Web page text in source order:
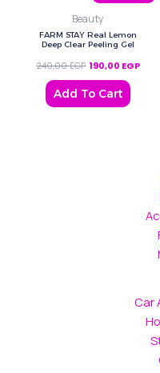
Beauty
FARM STAY Real Lemon
Deep Clear Peeling Gel
240,00EGP 190,00 EGP
Add To Cart
Car